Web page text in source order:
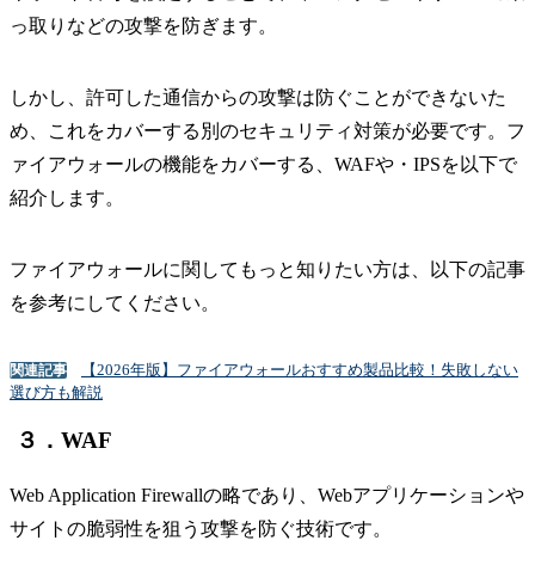
っ取りなどの攻撃を防ぎます。
しかし、許可した通信からの攻撃は防ぐことができないた
め、これをカバーする別のセキュリティ対策が必要です。フ
ァイアウォールの機能をカバーする、WAFや・IPSを以下で
紹介します。
ファイアウォールに関してもっと知りたい方は、以下の記事
を参考にしてください。
関連記事
【2026年版】ファイアウォールおすすめ製品比較！失敗しない
選び方も解説
３．WAF
Web Application Firewallの略であり、Webアプリケーションや
サイトの脆弱性を狙う攻撃を防ぐ技術です。